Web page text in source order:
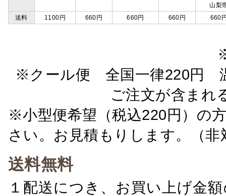
山梨
送料
1100円 660円 660円 660円 660
※クール便 全国一律220円
ご注文が含ま
※小型便希望（税込220円）の
さい。お見積もりします。（非
送料無料
１配送につき、お買い上げ金